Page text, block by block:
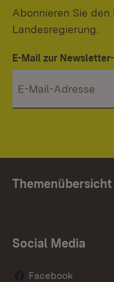
Abonnieren Sie
Landesregierung.
E-Mail zur
Themenübersicht
Social Media
Facebook